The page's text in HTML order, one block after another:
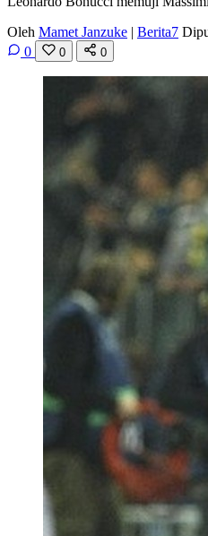
Oleh Mamet Janzuke | Berita7
0
0 0